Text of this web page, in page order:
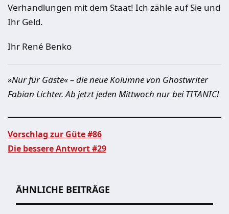
Verhandlungen mit dem Staat! Ich zähle auf Sie und
Ihr Geld.
Ihr René Benko
»Nur für Gäste« – die neue Kolumne von Ghostwriter
Fabian Lichter. Ab jetzt jeden Mittwoch nur bei TITANIC!
Vorschlag zur Güte #86
Die bessere Antwort #29
ÄHNLICHE BEITRÄGE